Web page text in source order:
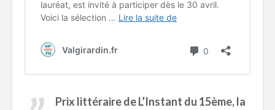
Prix littéraire de L’Instant du 15ème, la